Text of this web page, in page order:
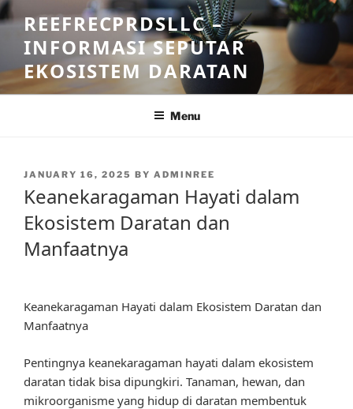
Skip
to
content
REEFRECPRDSLLC –
INFORMASI SEPUTAR
EKOSISTEM DARATAN
Menu
POSTED
JANUARY 16, 2025 BY ADMINREE
Keanekaragaman Hayati dalam
Ekosistem Daratan dan
Manfaatnya
Keanekaragaman Hayati dalam Ekosistem Daratan dan
Manfaatnya
Pentingnya keanekaragaman hayati dalam ekosistem
daratan tidak bisa dipungkiri. Tanaman, hewan, dan
mikroorganisme yang hidup di daratan membentuk